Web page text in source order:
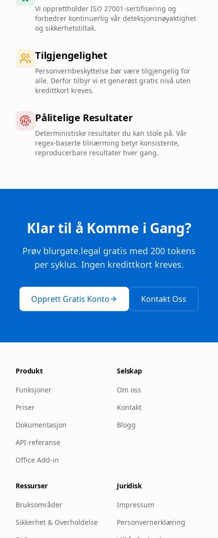
Vi opprettholder ISO 27001-sertifisering og
forbedrer kontinuerlig vår deteksjonsnøyaktighet
og sikkerhetstiltak.
Tilgjengelighet
Personvernbeskyttelse bør være tilgjengelig for
alle. Derfor tilbyr vi et generøst gratis nivå uten
kredittkort kreves.
Pålitelige Resultater
Deterministiske resultater du kan stole på. Vår
regex-baserte tilnærming betyr konsistente,
reproducerbare resultater hver gang.
Klar til å Komme i Gang?
Prøv blurgate.legal gratis med 200 tokens
per syklus. Ingen kredittkort kreves.
Opprett Gratis Konto Kontakt Oss
Produkt
Funksjoner
Priser
Dokumentasjon
API-referanse
Office Add-in
Selskap
Om oss
Kontakt
Blogg
Ressurser
Bruksområder
Sikkerhet & Overholdelse
Juridisk
Impressum
Personvernerklæring